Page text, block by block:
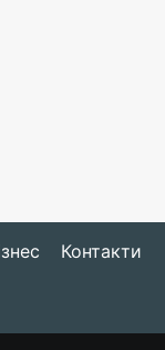
Контакти